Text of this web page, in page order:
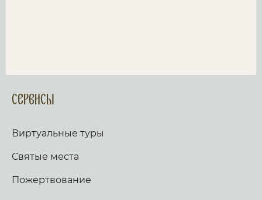
Сервисы
Виртуальные туры
Святые места
Пожертвование